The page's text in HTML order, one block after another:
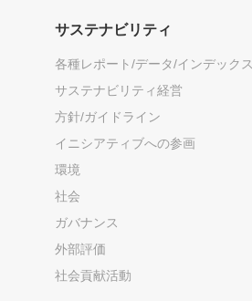
サステナビリティ
各種レポート/データ/インデックス
サステナビリティ経営
方針/ガイドライン
イニシアティブへの参画
環境
社会
ガバナンス
外部評価
社会貢献活動